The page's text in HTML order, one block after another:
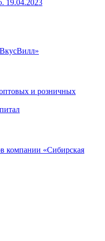
19.04.2023
и розничных
компании «Сибирская